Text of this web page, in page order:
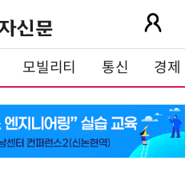
모빌리티 통신 경제